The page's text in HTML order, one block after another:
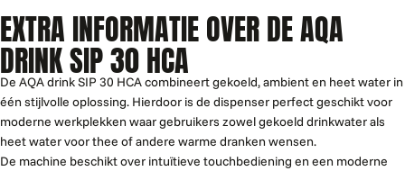
EXTRA INFORMATIE OVER DE AQA
DRINK SIP 30 HCA
De AQA drink SIP 30 HCA combineert gekoeld, ambient en heet water in
één stijlvolle oplossing. Hierdoor is de dispenser perfect geschikt voor
moderne werkplekken waar gebruikers zowel gekoeld drinkwater als
heet water voor thee of andere warme dranken wensen.
De machine beschikt over intuïtieve touchbediening en een moderne